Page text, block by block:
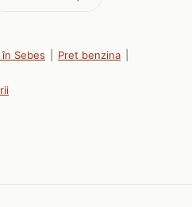
Sebes Pret benzina